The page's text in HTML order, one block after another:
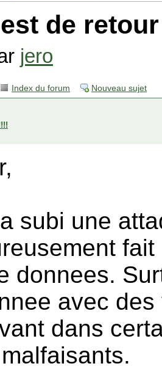
de
jero
Index du forum Nouveau sujet
subi une
donnees.
avec
dans